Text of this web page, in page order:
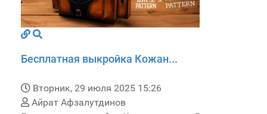
Бесплатная выкройка Кожан...
Вторник, 29 июля 2025 15:26
Айрат Афзалутдинов